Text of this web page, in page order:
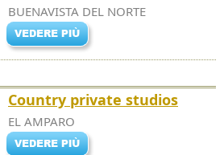
BUENAVISTA DEL NORTE
Country private studios
EL AMPARO